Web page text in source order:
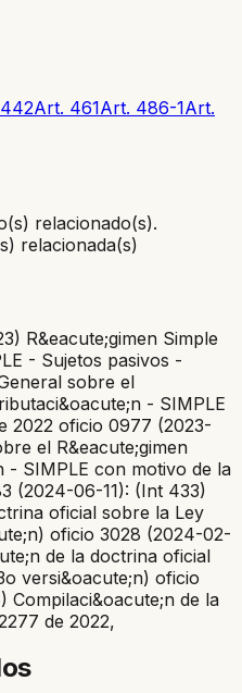
Art. 461Art. 486-1Art.
relacionado(s).
relacionada(s)
R&eacute;gimen Simple
- Sujetos pasivos -
sobre el
- SIMPLE
2022 oficio 0977 (2023-
el R&eacute;gimen
- SIMPLE con motivo de la
(2024-06-11): (Int 433)
oficial sobre la Ley
oficio 3028 (2024-02-
de la doctrina oficial
versi&oacute;n) oficio
Compilaci&oacute;n de la
de 2022,